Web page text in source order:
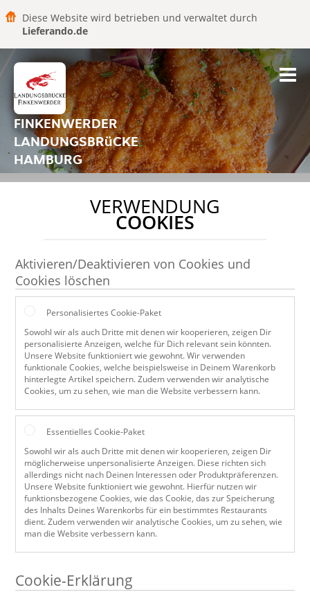
Diese Website wird betrieben und verwaltet durch
Lieferando.de
FINKENWERDER
LANDUNGSBRüCKE
HAMBURG
VERWENDUNG
COOKIES
Aktivieren/Deaktivieren von Cookies und
Cookies löschen
Personalisiertes Cookie-Paket
Sowohl wir als auch Dritte mit denen wir kooperieren, zeigen Dir
personalisierte Anzeigen, welche für Dich relevant sein könnten.
Unsere Website funktioniert wie gewohnt. Wir verwenden
funktionale Cookies, welche beispielsweise in Deinem Warenkorb
hinterlegte Artikel speichern. Zudem verwenden wir analytische
Cookies, um zu sehen, wie man die Website verbessern kann.
Essentielles Cookie-Paket
Sowohl wir als auch Dritte mit denen wir kooperieren, zeigen Dir
möglicherweise unpersonalisierte Anzeigen. Diese richten sich
allerdings nicht nach Deinen Interessen oder Produktpräferenzen.
Unsere Website funktioniert wie gewohnt. Hierfür nutzen wir
funktionsbezogene Cookies, wie das Cookie, das zur Speicherung
des Inhalts Deines Warenkorbs für ein bestimmtes Restaurants
dient. Zudem verwenden wir analytische Cookies, um zu sehen, wie
man die Website verbessern kann.
Cookie-Erklärung